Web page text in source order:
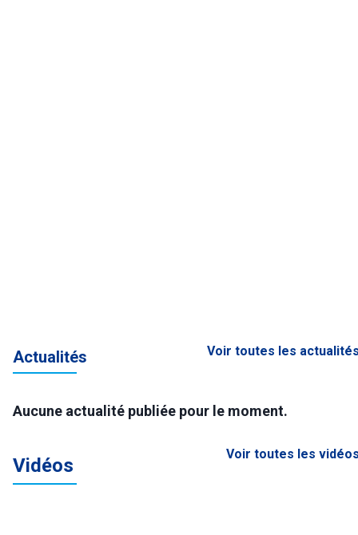
Actualités Voir toutes les
Aucune actualité publiée pour le moment.
Vidéos
Voir toutes les